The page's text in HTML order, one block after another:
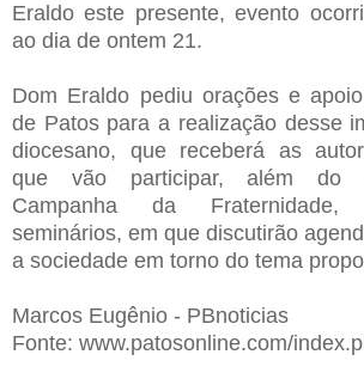
Eraldo este presente, evento
ao dia de ontem 21.
Dom Eraldo pediu orações e
de Patos para a realização desse
diocesano, que receberá as
que vão participar, além do
Campanha da
seminários, em que discutirão
a sociedade em torno do tema
Marcos Eugênio - PBnoticias
Fonte: www.patosonline.com/